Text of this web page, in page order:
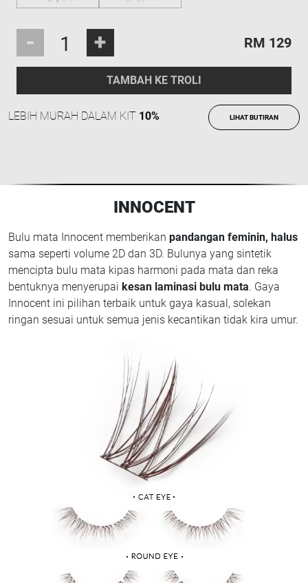
- + RM 129
TAMBAH KE TROLI
LEBIH MURAH DALAM KIT 10% LIHAT BUTIRAN
INNOCENT
Bulu mata Innocent memberikan pandangan feminin, halus
sama seperti volume 2D dan 3D. Bulunya yang sintetik
mencipta bulu mata kipas harmoni pada mata dan reka
bentuknya menyerupai kesan laminasi bulu mata. Gaya
Innocent ini pilihan terbaik untuk gaya kasual, solekan
ringan sesuai untuk semua jenis kecantikan tidak kira umur.